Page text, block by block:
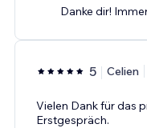
Danke dir!
5 Celien
Vielen Dank für das
Erstgespräch.